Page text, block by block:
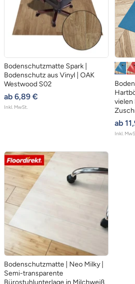
Bodenschutzmatte Spark |
Bodenschutz aus Vinyl | OAK
Westwood S02
angebotspreis
ab 6,89 €
Inkl. MwSt.
B
l
a
u
R
o
t
vielen
ab
Inkl.
Bodenschutzmatte | Neo Milky |
Semi-transparente